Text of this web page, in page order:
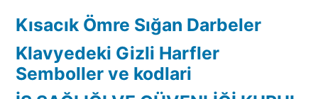
Kısacık Ömre Sığan Darbeler
Klavyedeki Gizli Harfler
Semboller ve kodlari